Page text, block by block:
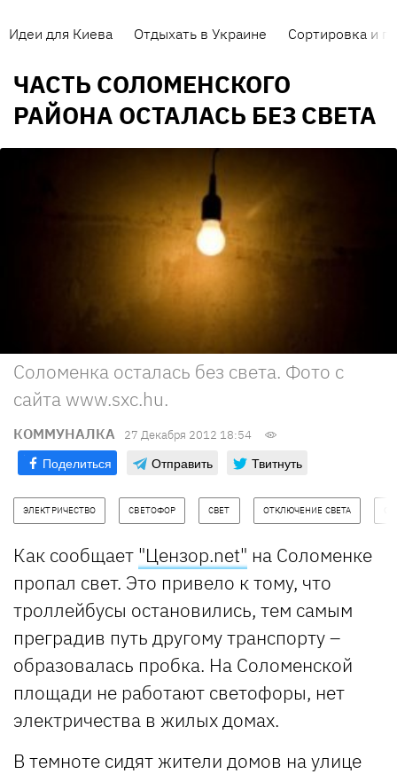
Идеи для Киева Отдыхать в Украине Сортировка и
ЧАСТЬ СОЛОМЕНСКОГО
РАЙОНА ОСТАЛАСЬ БЕЗ СВЕТА
Соломенка осталась без света. Фото с
сайта www.sxc.hu.
КОММУНАЛКА 27 Декабря 2012 18:54
Поделиться Отправить Твитнуть
ЭЛЕКТРИЧЕСТВО СВЕТОФОР СВЕТ ОТКЛЮЧЕНИЕ СВЕТА
Как сообщает "Цензор.net" на Соломенке
пропал свет. Это привело к тому, что
троллейбусы остановились, тем самым
преградив путь другому транспорту –
образовалась пробка. На Соломенской
площади не работают светофоры, нет
электричества в жилых домах.
В темноте сидят жители домов на улице